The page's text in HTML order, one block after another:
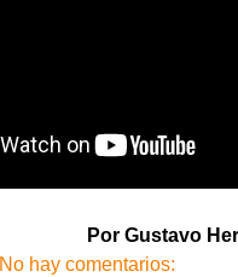
Por Gustavo
No hay comentarios: